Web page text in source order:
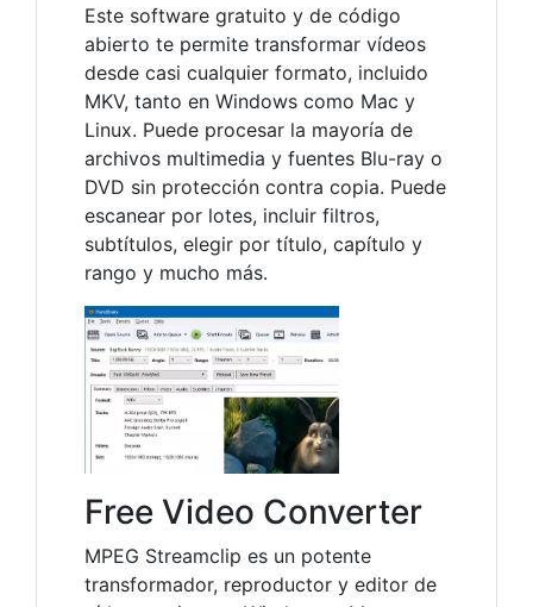
Este software gratuito y de código
abierto te permite transformar vídeos
desde casi cualquier formato, incluido
MKV, tanto en Windows como Mac y
Linux. Puede procesar la mayoría de
archivos multimedia y fuentes Blu-ray o
DVD sin protección contra copia. Puede
escanear por lotes, incluir filtros,
subtítulos, elegir por título, capítulo y
rango y mucho más.
Free Video Converter
MPEG Streamclip es un potente
transformador, reproductor y editor de